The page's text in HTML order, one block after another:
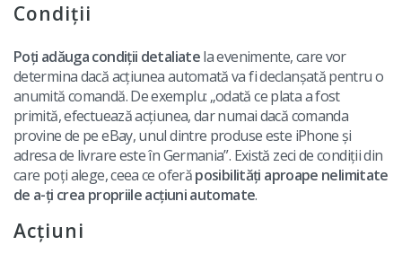
Condiții
Poți adăuga condiții detaliatela evenimente, care vor
determina dacă acțiunea automată va fi declanșată pentru o
anumită comandă. De exemplu: „odată ce plata a fost
primită, efectuează acțiunea, dar numai dacă comanda
provine de pe eBay, unul dintre produse este iPhone și
adresa de livrare este în Germania”. Există zeci de condiții din
care poți alege, ceea ce oferăposibilități aproape nelimitate
de a-ți crea propriile acțiuni automate.
Acțiuni